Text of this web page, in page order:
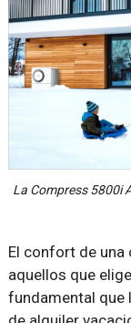
La Compress 5800i
El confort de una
aquellos que
fundamental que